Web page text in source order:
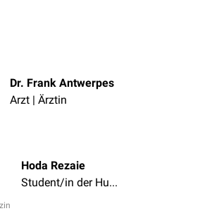
Dr. Frank Antwerpes
Arzt | Ärztin
Hoda Rezaie
Student/in der Humanmedizin